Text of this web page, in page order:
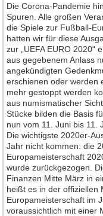
Neuheiten 2011
Neuheiten 2010
Neuheiten 2009
Neuheiten 2008
Neuheiten 2007
Neuheiten 2006
Neuheiten 2005
Neuheiten 2004
Neuheiten 2003
Neuheiten 2002
Heft-Archiv
Jahrgang 2015
Die Corona-Pandemie
Spuren. Alle großen
die Spiele zur Fußball-
hatten wir für diese
zur „UEFA EURO 2020“
aus gegebenem Anlass
angekündigten
erschienen oder werden
mehr gestoppt werden
aus numismatischer
Stücke bilden die Basis
nun vom 11. Juni bis 11.
Die wichtigste 2020er-
Jahr nicht kommen: die
Europameisterschaft
wurde zurückgezogen.
Finanzen Mitte März in
heißt es in der offiziellen
Europameisterschaft im
voraussichtlich mit einer